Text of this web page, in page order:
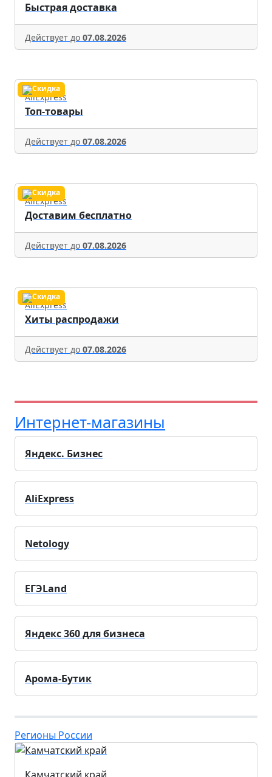
Быстрая доставка
Действует до 07.08.2026
AliExpress
Топ-товары
Действует до 07.08.2026
AliExpress
Доставим бесплатно
Действует до 07.08.2026
AliExpress
Хиты распродажи
Действует до 07.08.2026
Интернет-магазины
Яндекс. Бизнес
AliExpress
Netology
ЕГЭLand
Яндекс 360 для бизнеса
Арома-Бутик
Регионы России